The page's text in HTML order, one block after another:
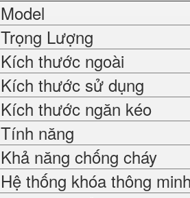
Model
Trọng Lượng
Kích thước ngoài
Kích thước sử dụng
Kích thước ngăn kéo
Tính năng
Khả năng chống cháy
Hệ thống khóa thông minh